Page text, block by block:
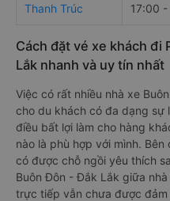
Thanh Trúc 17:00
Cách đặt vé xe khách đi
Lắk nhanh và uy tín nhất
Việc có rất nhiều nhà xe
cho du khách có đa dạng sự
điều bất lợi làm cho hàng
nào là phù hợp với mình.
có được chỗ ngồi yêu thích
Buôn Đôn - Đắk Lắk giữa
trực tiếp vẫn chưa được đảm